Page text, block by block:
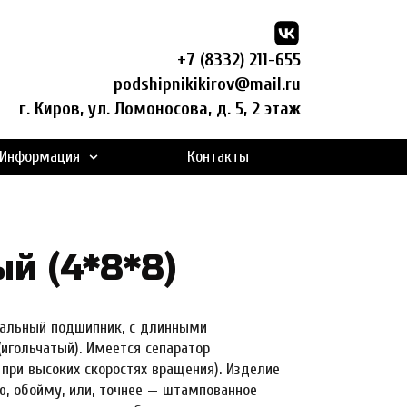
Информация Контакты
+7 (8332) 211-655
podshipnikikirov@mail.ru
г. Киров, ул. Ломоносова, д. 5, 2 этаж
(4*8*8)
подшипник, с длинными
Имеется сепаратор
высоких скоростях вращения). Изделие
обойму, или, точнее — штампованное